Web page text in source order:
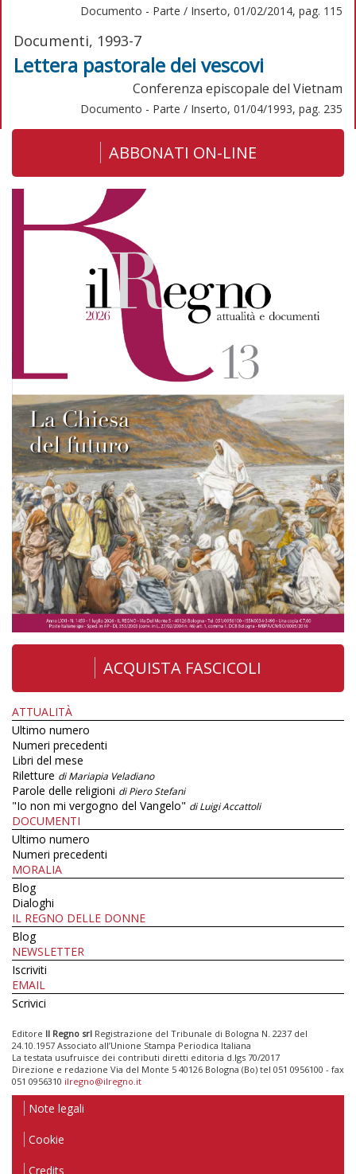
Documento - Parte / Inserto, 01/02/2014, pag. 115
Documenti, 1993-7
Lettera pastorale dei vescovi
Conferenza episcopale del Vietnam
Documento - Parte / Inserto, 01/04/1993, pag. 235
ABBONATI ON-LINE
ACQUISTA FASCICOLI
ATTUALITÀ
Ultimo numero
Numeri precedenti
Libri del mese
Riletture di Mariapia Veladiano
Parole delle religioni di Piero Stefani
"Io non mi vergogno del Vangelo" di Luigi Accattoli
DOCUMENTI
Ultimo numero
Numeri precedenti
MORALIA
Blog
Dialoghi
IL REGNO DELLE DONNE
Blog
NEWSLETTER
Iscriviti
EMAIL
Scrivici
Editore Il Regno srl Registrazione del Tribunale di Bologna N. 2237 del
24.10.1957 Associato all’Unione Stampa Periodica Italiana
La testata usufruisce dei contributi diretti editoria d.lgs 70/2017
Direzione e redazione Via del Monte 5 40126 Bologna (Bo) tel 051 0956100 - fax
051 0956310 ilregno@ilregno.it
Note legali
Cookie
Credits